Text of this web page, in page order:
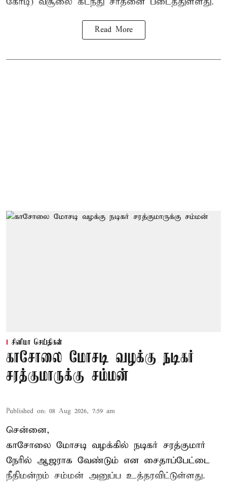
Read More
சினிமா செய்திகள்
காசோலை மோசடி வழக்கு நடிகர்
சரத்குமாருக்கு சம்மன்
Published on: 08 Aug 2026, 7:59 am
சென்னை,
காசோலை மோசடி வழக்கில் நடிகர் சரத்குமார்
நேரில் ஆஜராக வேண்டும் என சைதாப்பேட்டை
நீதிமன்றம் சம்மன் அனுப்ப உத்தரவிட்டுள்ளது.